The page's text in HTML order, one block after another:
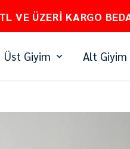
FİYATINA 3
Üst Giyim Alt Giyim